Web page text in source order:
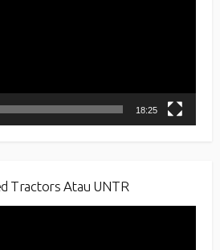
18:25
Tractors Atau UNTR